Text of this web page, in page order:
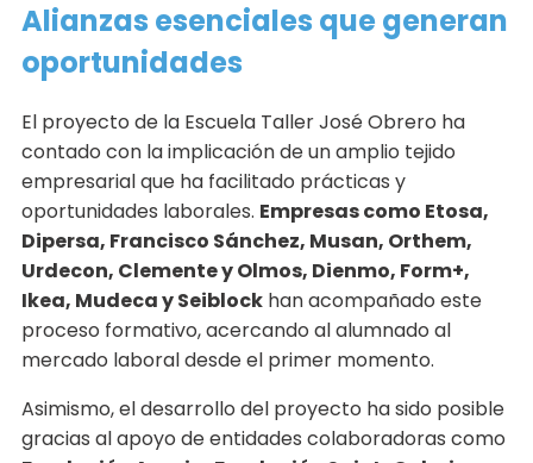
Alianzas esenciales que generan
oportunidades
El proyecto de la Escuela Taller José Obrero ha
contado con la implicación de un amplio tejido
empresarial que ha facilitado prácticas y
oportunidades laborales. Empresas como Etosa,
Dipersa, Francisco Sánchez, Musan, Orthem,
Urdecon, Clemente y Olmos, Dienmo, Form+,
Ikea, Mudeca y Seiblockhan acompañado este
proceso formativo, acercando al alumnado al
mercado laboral desde el primer momento.
Asimismo, el desarrollo del proyecto ha sido posible
gracias al apoyo de entidades colaboradoras como